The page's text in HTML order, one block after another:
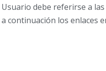
debe referirse a
los enlaces